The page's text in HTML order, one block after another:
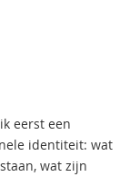
eerst een
identiteit: wat
wat zijn